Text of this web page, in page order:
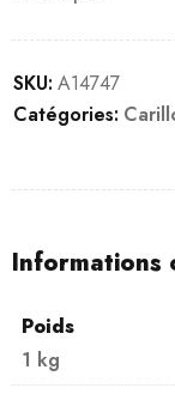
SKU: A14747
Catégories:
Informations
Poids
1 kg